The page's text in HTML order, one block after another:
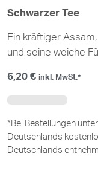
Schwarzer Tee
Ein kräftiger
und seine weiche
6,20 € inkl. MwSt.*
*Bei Bestellungen
Deutschlands
Deutschlands